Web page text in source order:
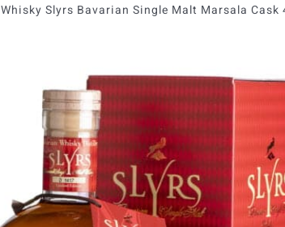
Whisky Slyrs Bavarian Single Malt Marsala Cask